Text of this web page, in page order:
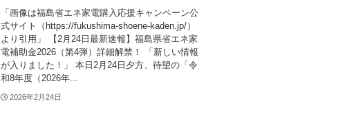
「画像は福島省エネ家電購入応援キャンペーン公
式サイト（https://fukushima-shoene-kaden.jp/）
より引用」 【2月24日最新速報】福島県省エネ家
電補助金2026（第4弾）詳細解禁！ 「新しい情報
が入りました！」 本日2月24日夕方、待望の「令
和8年度（2026年...
2026年2月24日